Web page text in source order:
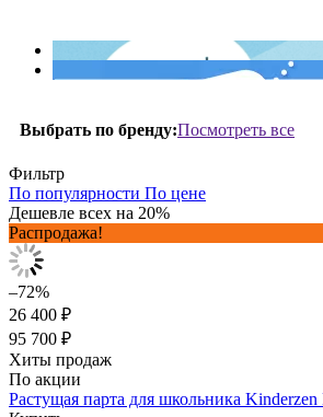
Выбрать по бренду:Посмотреть все
Фильтр
По популярности По цене
Дешевле всех на 20%
Распродажа!
–72%
26 400 ₽
95 700 ₽
Хиты продаж
По акции
Растущая парта для школьника Kinderzen